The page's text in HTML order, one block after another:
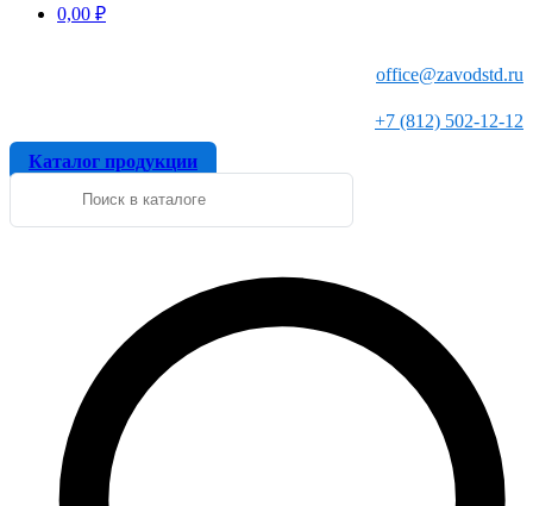
0,00 ₽
office@zavodstd.ru
+7 (812) 502-12-12
Каталог продукции